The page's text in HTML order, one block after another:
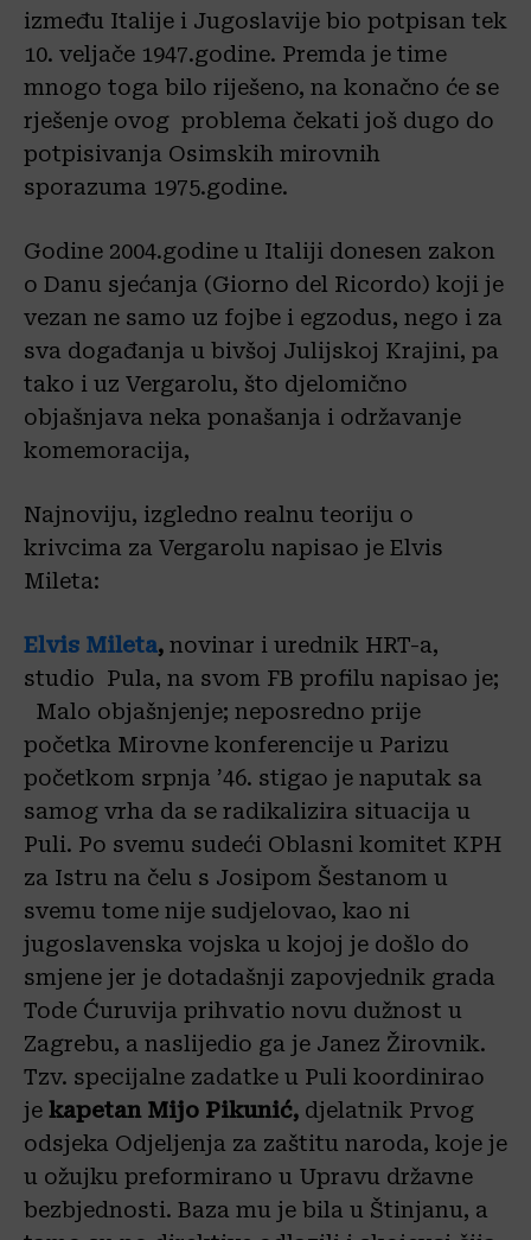
između Italije i Jugoslavije bio potpisan tek
10. veljače 1947.godine. Premda je time
mnogo toga bilo riješeno, na konačno će se
rješenje ovog problema čekati još dugo do
potpisivanja Osimskih mirovnih
sporazuma 1975.godine.
Godine 2004.godine u Italiji donesen zakon
o Danu sjećanja (Giorno del Ricordo) koji je
vezan ne samo uz fojbe i egzodus, nego i za
sva događanja u bivšoj Julijskoj Krajini, pa
tako i uz Vergarolu, što djelomično
objašnjava neka ponašanja i održavanje
komemoracija,
Najnoviju, izgledno realnu teoriju o
krivcima za Vergarolu napisao je Elvis
Mileta:
Elvis Mileta, novinar i urednik HRT-a,
studio Pula, na svom FB profilu napisao je;
Malo objašnjenje; neposredno prije
početka Mirovne konferencije u Parizu
početkom srpnja ’46. stigao je naputak sa
samog vrha da se radikalizira situacija u
Puli. Po svemu sudeći Oblasni komitet KPH
za Istru na čelu s Josipom Šestanom u
svemu tome nije sudjelovao, kao ni
jugoslavenska vojska u kojoj je došlo do
smjene jer je dotadašnji zapovjednik grada
Tode Ćuruvija prihvatio novu dužnost u
Zagrebu, a naslijedio ga je Janez Žirovnik.
Tzv. specijalne zadatke u Puli koordinirao
je kapetan Mijo Pikunić, djelatnik Prvog
odsjeka Odjeljenja za zaštitu naroda, koje je
u ožujku preformirano u Upravu državne
bezbjednosti. Baza mu je bila u Štinjanu, a